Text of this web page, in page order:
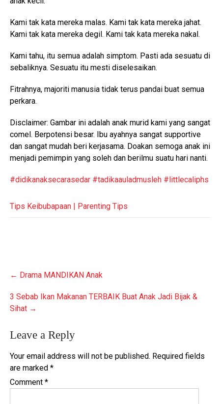
Kami tak kata mereka malas. Kami tak kata mereka jahat.
Kami tak kata mereka degil. Kami tak kata mereka nakal.
Kami tahu, itu semua adalah simptom. Pasti ada sesuatu di
sebaliknya. Sesuatu itu mesti diselesaikan.
Fitrahnya, majoriti manusia tidak terus pandai buat semua
perkara.
Disclaimer: Gambar ini adalah anak murid kami yang sangat
comel. Berpotensi besar. Ibu ayahnya sangat supportive
dan sangat mudah beri kerjasama. Doakan semoga anak ini
menjadi pemimpin yang soleh dan berilmu suatu hari nanti.
#didikanaksecarasedar #tadikaauladmusleh #littlecaliphs
Tips Keibubapaan | Parenting Tips
navigation
← Drama MANDIKAN Anak
3 Sebab Ikan Makanan TERBAIK Buat Anak Jadi Bijak &
Sihat →
Leave a Reply
Your email address will not be published. Required fields
are marked *
Comment *